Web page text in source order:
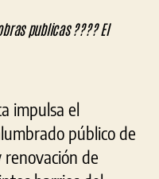
impulsa el
público de
renovación de